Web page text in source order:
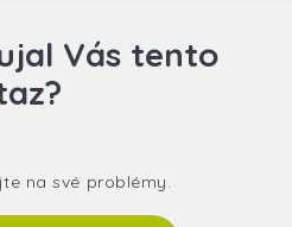
Vás tento
na své problémy.